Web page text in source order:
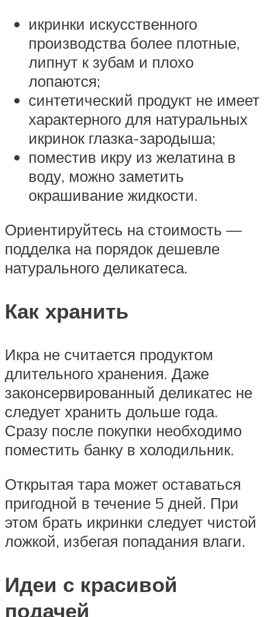
икринки искусственного
производства более плотные,
липнут к зубам и плохо
лопаются;
синтетический продукт не имеет
характерного для натуральных
икринок глазка-зародыша;
поместив икру из желатина в
воду, можно заметить
окрашивание жидкости.
Ориентируйтесь на стоимость —
подделка на порядок дешевле
натурального деликатеса.
Как хранить
Икра не считается продуктом
длительного хранения. Даже
законсервированный деликатес не
следует хранить дольше года.
Сразу после покупки необходимо
поместить банку в холодильник.
Открытая тара может оставаться
пригодной в течение 5 дней. При
этом брать икринки следует чистой
ложкой, избегая попадания влаги.
Идеи с красивой
подачей